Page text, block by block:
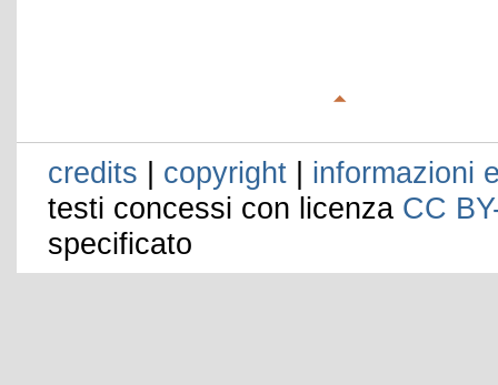
credits | copyright | informazioni
testi concessi con licenza CC
specificato